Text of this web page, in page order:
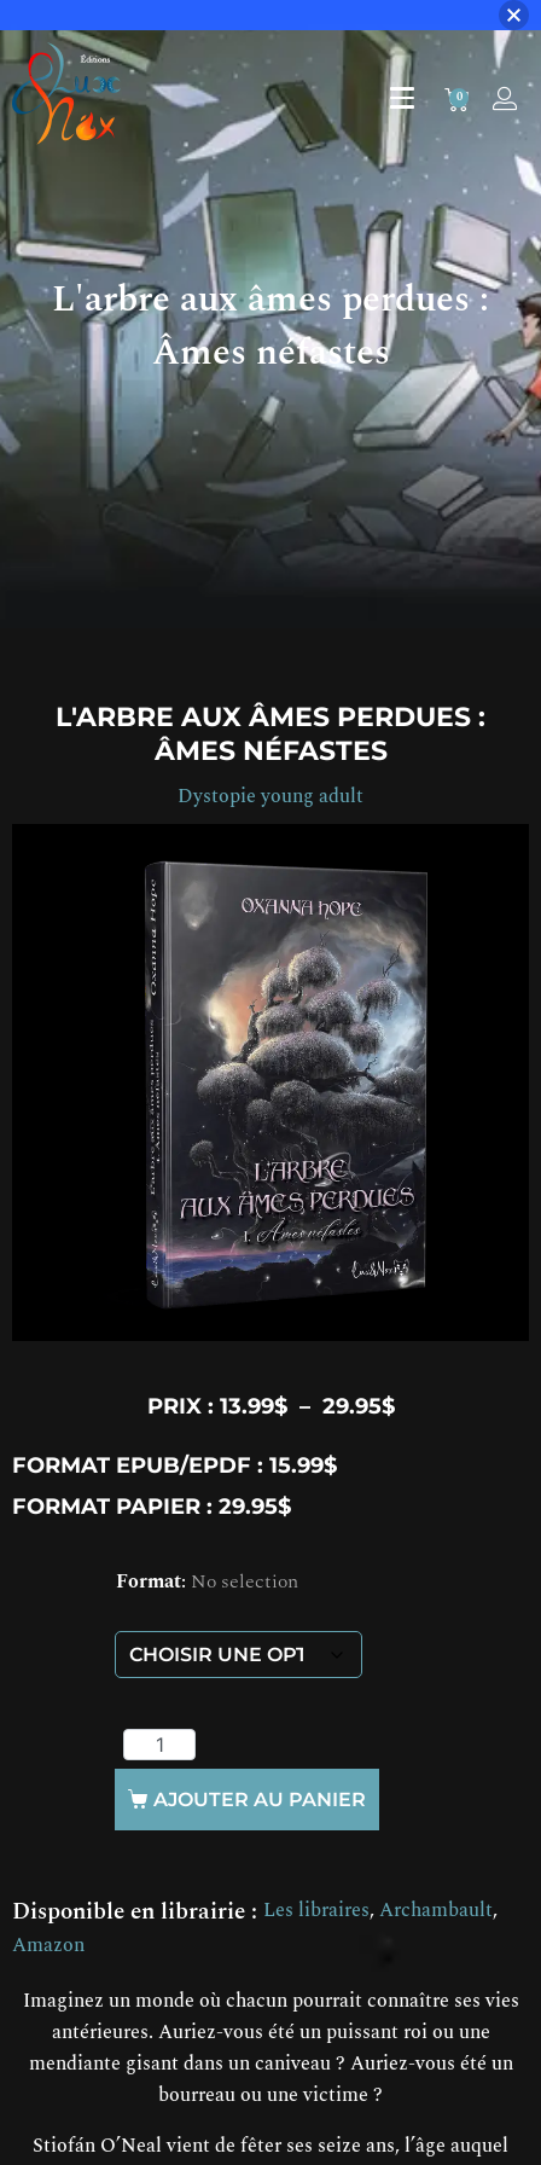
0
L'arbre aux âmes perdues :
Âmes néfastes
L'ARBRE AUX ÂMES PERDUES :
ÂMES NÉFASTES
Dystopie young adult
PRIX : 13.99$ – 29.95$
FORMAT EPUB/EPDF : 15.99$
FORMAT PAPIER : 29.95$
Format: No selection
AJOUTER AU PANIER
Disponible en librairie : Les libraires, Archambault,
Amazon
Imaginez un monde où chacun pourrait connaître ses vies
antérieures. Auriez-vous été un puissant roi ou une
mendiante gisant dans un caniveau ? Auriez-vous été un
bourreau ou une victime ?
Stiofán O’Neal vient de fêter ses seize ans, l’âge auquel